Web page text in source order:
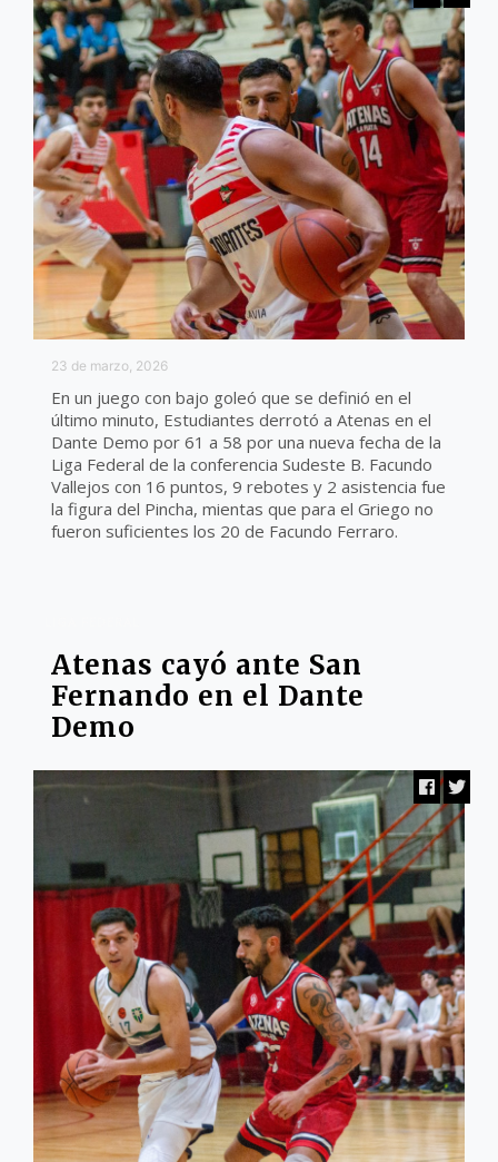
23 de marzo, 2026
En un juego con bajo goleó que se definió en el
último minuto, Estudiantes derrotó a Atenas en el
Dante Demo por 61 a 58 por una nueva fecha de la
Liga Federal de la conferencia Sudeste B. Facundo
Vallejos con 16 puntos, 9 rebotes y 2 asistencia fue
la figura del Pincha, mientas que para el Griego no
fueron suficientes los 20 de Facundo Ferraro.
Atenas cayó ante San
Fernando en el Dante
Demo